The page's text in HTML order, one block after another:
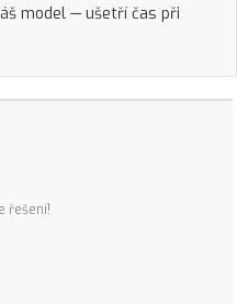
model — ušetří čas při
řešení!